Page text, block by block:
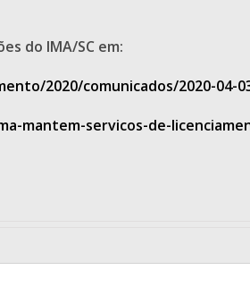
do IMA/SC em:
2020/comunicados/2020-04-
mantem-servicos-de-